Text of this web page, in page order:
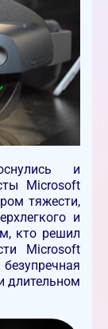
и
Microsoft
тяжести,
и
кто решил
Microsoft
длительном